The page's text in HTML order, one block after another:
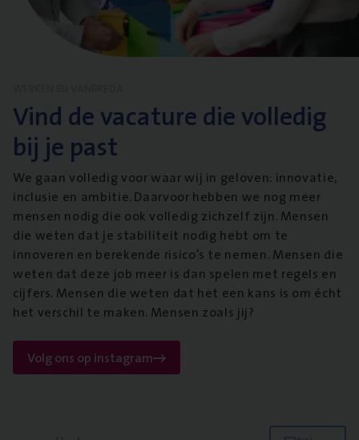
Vind de vacature die volledig
bij je past
We gaan volledig voor waar wij in geloven: innovatie,
inclusie en ambitie. Daarvoor hebben we nog meer
mensen nodig die ook volledig zichzelf zijn. Mensen
die weten dat je stabiliteit nodig hebt om te
innoveren en berekende risico’s te nemen. Mensen die
weten dat deze job meer is dan spelen met regels en
cijfers. Mensen die weten dat het een kans is om écht
het verschil te maken. Mensen zoals jij?
Volg ons op instagram